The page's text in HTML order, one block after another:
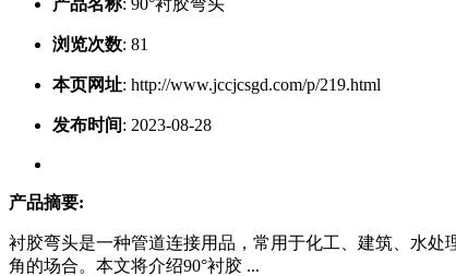
浏览次数: 81
本页网址: http://www.jccjcsgd.com/p/219.html
发布时间: 2023-08-28
产品摘要:
衬胶弯头是一种管道连接用品，常用于化工、建筑、水
角的场合。本文将介绍90°衬胶 ...